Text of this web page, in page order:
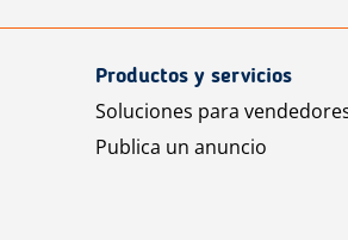
Productos y servicios
Soluciones para
Publica un anuncio